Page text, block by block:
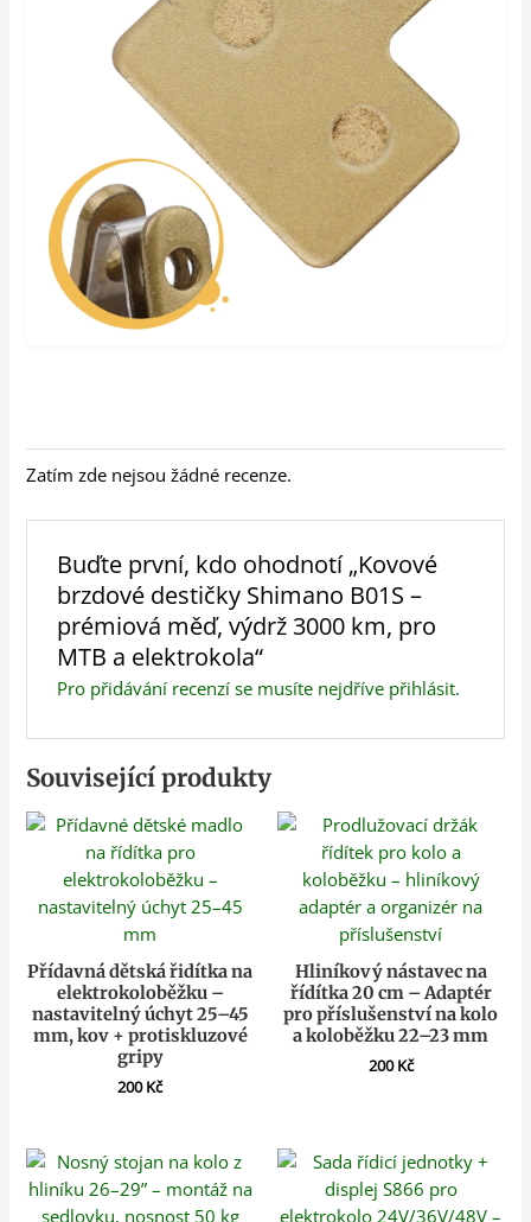
Zatím zde nejsou žádné recenze.
Buďte první, kdo ohodnotí „Kovové
brzdové destičky Shimano B01S –
prémiová měď, výdrž 3000 km, pro
MTB a elektrokola“
Pro přidávání recenzí se musíte nejdříve přihlásit.
Související produkty
Přídavná dětská řidítka na
elektrokoloběžku –
nastavitelný úchyt 25–45
mm, kov + protiskluzové
gripy
200Kč
Hliníkový nástavec na
řídítka 20 cm – Adaptér
pro příslušenství na kolo
a koloběžku 22–23 mm
200Kč